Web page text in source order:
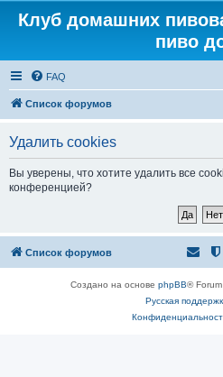
Клуб домашних
пиво
FAQ
Список форумов
Удалить cookies
Вы уверены, что хотите удалить все
конференцией?
Список форумов
Создано на основе phpBB®
Русская